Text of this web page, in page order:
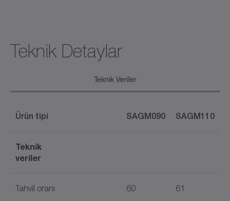
Teknik Detaylar
Teknik Veriler
Ürün tipi ​SAGM090 SAGM110
Teknik
veriler
Tahvil oranı 60 61